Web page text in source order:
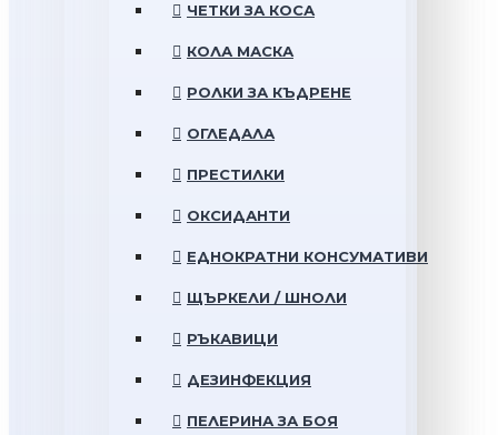
ЧЕТКИ ЗА КОСА
КОЛА МАСКА
РОЛКИ ЗА КЪДРЕНЕ
ОГЛЕДАЛА
ПРЕСТИЛКИ
ОКСИДАНТИ
ЕДНОКРАТНИ КОНСУМАТИВИ
ЩЪРКЕЛИ / ШНОЛИ
РЪКАВИЦИ
ДЕЗИНФЕКЦИЯ
ПЕЛЕРИНА ЗА БОЯ